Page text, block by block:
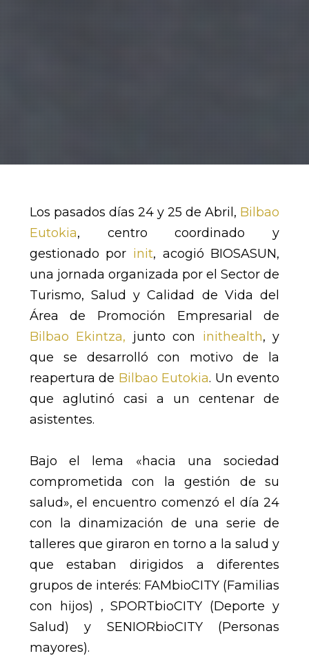
Los pasados días 24 y 25 de Abril, Bilbao
Eutokia, centro coordinado y
gestionado por init, acogió BIOSASUN,
una jornada organizada por el Sector de
Turismo, Salud y Calidad de Vida del
Área de Promoción Empresarial de
Bilbao Ekintza, junto con inithealth, y
que se desarrolló con motivo de la
reapertura de Bilbao Eutokia. Un evento
que aglutinó casi a un centenar de
asistentes.
Bajo el lema «hacia una sociedad
comprometida con la gestión de su
salud», el encuentro comenzó el día 24
con la dinamización de una serie de
talleres que giraron en torno a la salud y
que estaban dirigidos a diferentes
grupos de interés: FAMbioCITY (Familias
con hijos) , SPORTbioCITY (Deporte y
Salud) y SENIORbioCITY (Personas
mayores).